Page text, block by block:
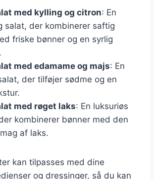
med kylling og citron: En
salat, der kombinerer saftig
friske bønner og en syrlig
med edamame og majs: En
der tilføjer sødme og en
med røget laks: En luksuriøs
kombinerer bønner med den
af laks.
kan tilpasses med dine
og dressinger, så du kan